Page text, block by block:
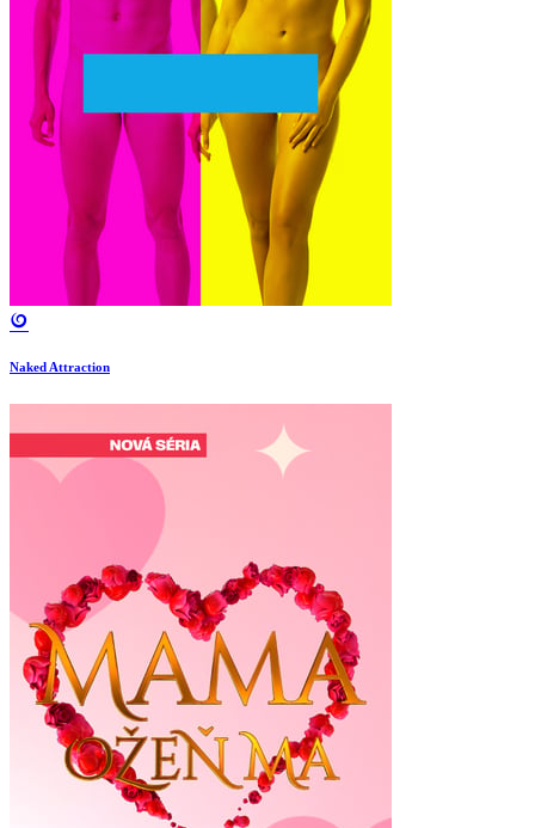
Naked Attraction